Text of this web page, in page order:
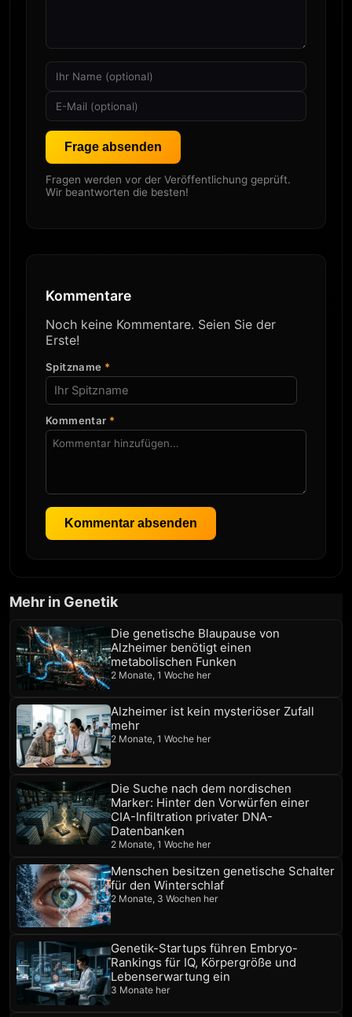
Frage absenden
Fragen werden vor der Veröffentlichung geprüft.
Wir beantworten die besten!
Kommentare
Noch keine Kommentare. Seien Sie der
Erste!
Spitzname *
Kommentar *
Kommentar absenden
Mehr in Genetik
Die genetische Blaupause von
Alzheimer benötigt einen
metabolischen Funken
2 Monate, 1 Woche her
Alzheimer ist kein mysteriöser Zufall
mehr
2 Monate, 1 Woche her
Die Suche nach dem nordischen
Marker: Hinter den Vorwürfen einer
CIA-Infiltration privater DNA-
Datenbanken
2 Monate, 1 Woche her
Menschen besitzen genetische Schalter
für den Winterschlaf
2 Monate, 3 Wochen her
Genetik-Startups führen Embryo-
Rankings für IQ, Körpergröße und
Lebenserwartung ein
3 Monate her